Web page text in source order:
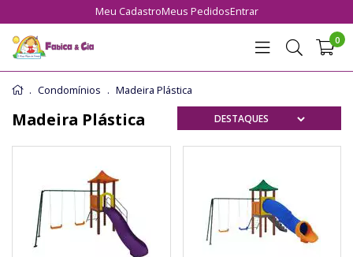
Meu CadastroMeus PedidosEntrar
0
Condomínios Madeira Plástica
Madeira Plástica